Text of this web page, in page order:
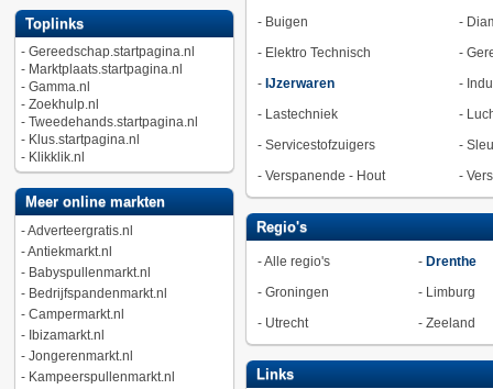
Toplinks
- Gereedschap.startpagina.nl
- Marktplaats.startpagina.nl
- Gamma.nl
- Zoekhulp.nl
- Tweedehands.startpagina.nl
- Klus.startpagina.nl
- Klikklik.nl
Meer online markten
-Adverteergratis.nl
-Antiekmarkt.nl
- Babyspullenmarkt.nl
- Bedrijfspandenmarkt.nl
- Campermarkt.nl
- Ibizamarkt.nl
- Jongerenmarkt.nl
- Kampeerspullenmarkt.nl
- Buigen -
- Elektro Technisch -
- IJzerwaren -
- Lastechniek -
- Servicestofzuigers -
- Verspanende - Hout -
Regio's
-Alle regio's - Drenthe
- Groningen - Limburg
- Utrecht - Zeeland
Links